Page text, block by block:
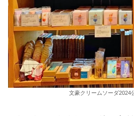
文豪クリームソーダ2024